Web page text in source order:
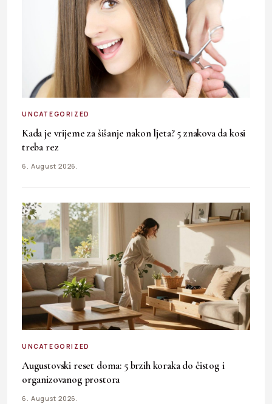
UNCATEGORIZED
Kada je vrijeme za šišanje nakon ljeta? 5 znakova da kosi
treba rez
6. August 2026.
UNCATEGORIZED
Augustovski reset doma: 5 brzih koraka do čistog i
organizovanog prostora
6. August 2026.